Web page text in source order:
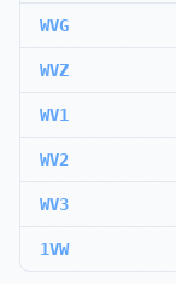
WVG
WVZ
WV1
WV2
WV3
1VW